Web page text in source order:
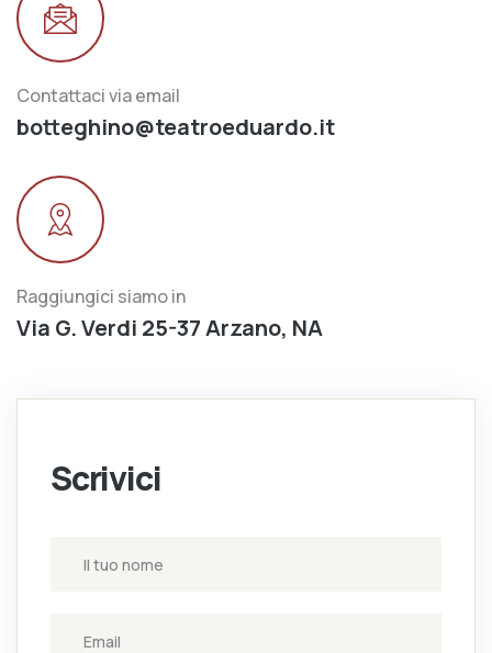
Contattaci via email
botteghino@teatroeduardo.it
Raggiungici siamo in
Via G. Verdi 25-37 Arzano, NA
Scrivici